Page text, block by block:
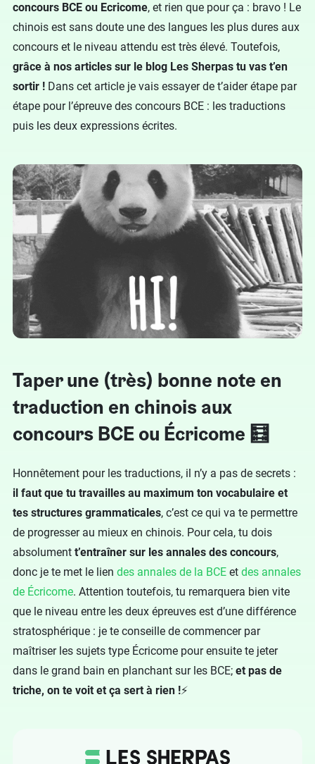
concours BCE ou Ecricome, et rien que pour ça : bravo ! Le
chinois est sans doute une des langues les plus dures aux
concours et le niveau attendu est très élevé. Toutefois,
grâce à nos articles sur le blog Les Sherpas tu vas t’en
sortir ! Dans cet article je vais essayer de t’aider étape par
étape pour l’épreuve des concours BCE : les traductions
puis les deux expressions écrites.
Taper une (très) bonne note en
traduction en chinois aux
concours BCE ou Écricome 🧮
Honnêtement pour les traductions, il n’y a pas de secrets :
il faut que tu travailles au maximum ton vocabulaire et
tes structures grammaticales, c’est ce qui va te permettre
de progresser au mieux en chinois. Pour cela, tu dois
absolument t’entraîner sur les annales des concours,
donc je te met le lien des annales de la BCE et des annales
de Écricome. Attention toutefois, tu remarquera bien vite
que le niveau entre les deux épreuves est d’une différence
stratosphérique : je te conseille de commencer par
maîtriser les sujets type Écricome pour ensuite te jeter
dans le grand bain en planchant sur les BCE; et pas de
triche, on te voit et ça sert à rien !⚡️